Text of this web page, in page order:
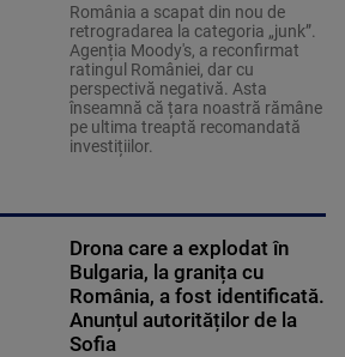
România a scapat din nou de
retrogradarea la categoria „junk”.
Agenția Moody's, a reconfirmat
ratingul României, dar cu
perspectivă negativă. Asta
înseamnă că țara noastră rămâne
pe ultima treaptă recomandată
investițiilor.
Drona care a explodat în
Bulgaria, la granița cu
România, a fost identificată.
Anunțul autorităților de la
Sofia